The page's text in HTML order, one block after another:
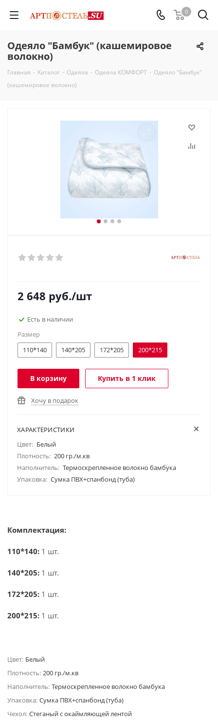
0
Одеяло "Бамбук" (кашемировое
волокно)
Главная - Каталог - Одеяла - Одеяла КОМФОРТ - Одеяло "Бамбук"
(кашемировое волокно)
2 648 руб./шт
Есть в наличии
Размер
110*140
140*205 172*205 200*215
В корзину Купить в 1 клик
Хочу в подарок
ХАРАКТЕРИСТИКИ
Цвет: Белый
Плотность: 200 гр./м.кв
Наполнитель: Термоскрепленное волокно бамбука
Упаковка: Сумка ПВХ+спанбонд (туба)
Комплектация:
110*140: 1 шт.
140*205: 1 шт.
172*205: 1 шт.
200*215: 1 шт.
Цвет: Белый
Плотность: 200 гр./м.кв
Наполнитель: Термоскрепленное волокно бамбука
Упаковка: Сумка ПВХ+спанбонд (туба)
Чехол: Стеганый с окаймляющей лентой